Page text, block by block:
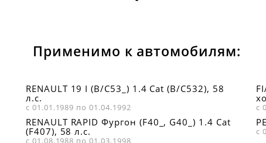
Применимо к автомобилям:
RENAULT 19 I (B/C53_) 1.4 Cat (B/C532), 58
л.с.
с 01.01.1989 по 01.04.1992
RENAULT RAPID Фургон (F40_, G40_) 1.4 Cat
(F407), 58 л.с.
с 01.08.1988 по 01.03.1998
с
с